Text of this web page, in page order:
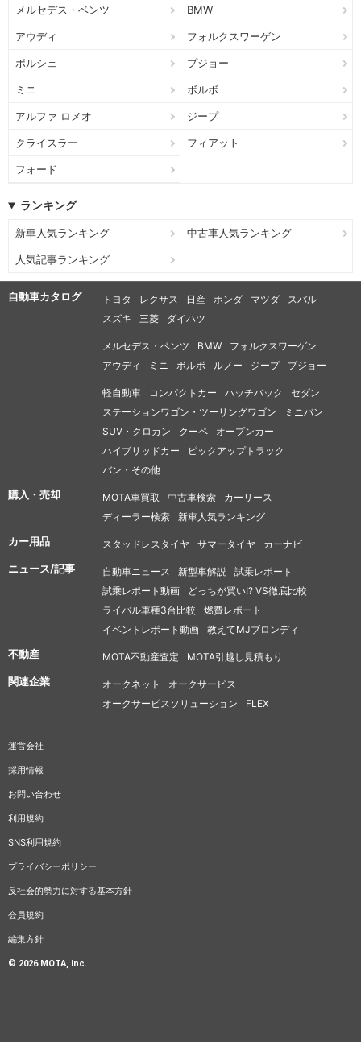
メルセデス・ベンツ BMW
アウディ フォルクスワーゲン
ポルシェ プジョー
ミニ ボルボ
アルファ ロメオ ジープ
クライスラー フィアット
フォード
ランキング
新車人気ランキング 中古車人気ランキング
人気記事ランキング
自動車カタログ トヨタ レクサス 日産 ホンダ マツダ
スバル
スズキ
三菱 ダイハツ
メルセデス・ベンツ BMW
フォルクスワーゲン
アウディ
ミニ ボルボ ルノー ジープ プジョー
軽自動車 コンパクトカー ハッチバック
セダン
ステーションワゴン・ツーリングワゴン
ミニバン
SUV・クロカン
クーペ
オープンカー
ハイブリッドカー
ピックアップトラック
バン・その他
購入・売却 MOTA車買取 中古車検索
カーリース
ディーラー検索
新車人気ランキング
カー用品 スタッドレスタイヤ サマータイヤ カーナビ
ニュース/記事 自動車ニュース 新型車解説
試乗レポート
試乗レポート動画
どっちが買い!? VS徹底比較
ライバル車種3台比較
燃費レポート
イベントレポート動画
教えてMJブロンディ
不動産 MOTA不動産査定 MOTA引越し見積もり
関連企業 オークネット
オークサービス
オークサービスソリューション
FLEX
運営会社
採用情報
お問い合わせ
利用規約
SNS利用規約
プライバシーポリシー
反社会的勢力に対する基本方針
会員規約
編集方針
© 2026 MOTA, inc.